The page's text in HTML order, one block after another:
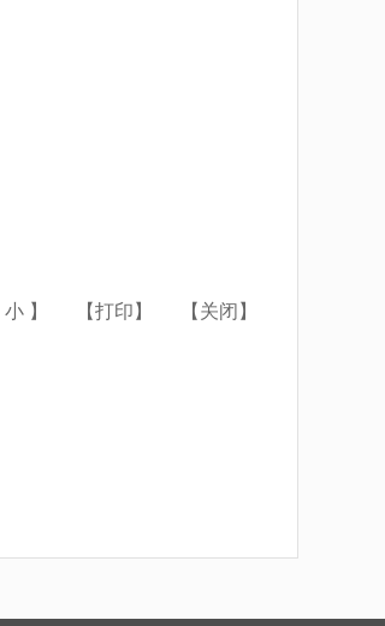
小 】 【打印 】 【 关闭 】